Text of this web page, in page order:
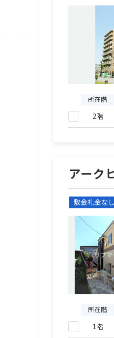
所在階
2階
アーク
敷金礼金なし
所在階
1階